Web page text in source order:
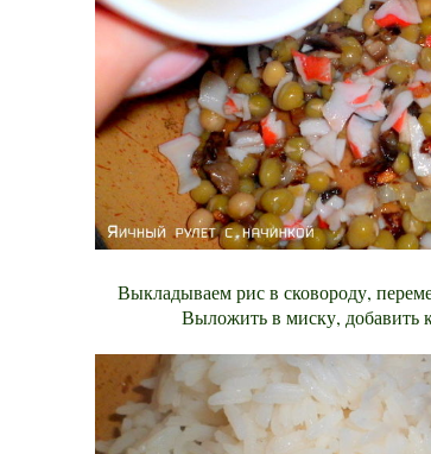
Выкладываем рис в сковороду,
Выложить в миску, добавить